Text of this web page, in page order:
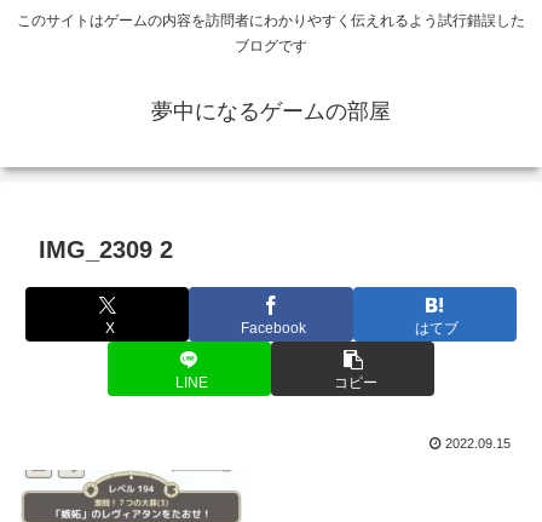
このサイトはゲームの内容を訪問者にわかりやすく伝えれるよう試行錯誤した
ブログです
夢中になるゲームの部屋
IMG_2309 2
X Facebook はてブ
LINE コピー
2022.09.15